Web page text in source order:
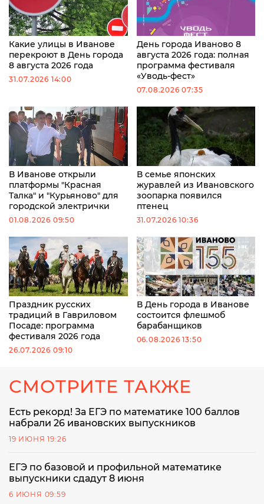
Какие улицы в Иванове
перекроют в День города
8 августа 2026 года
31.07.2026 14:00
День города Иваново 8
августа 2026 года: полная
программа фестиваля
«Уводь-фест»
07.08.2026 07:35
В Иванове открыли
платформы "Красная
Талка" и "Курьяново" для
городской электрички
01.08.2026 09:50
В семье японских
журавлей из Ивановского
зоопарка появился
птенец
31.07.2026 10:36
Праздник русских
традиций в Гавриловом
Посаде: программа
фестиваля 2026 года
26.07.2026 09:10
В День города в Иванове
состоится флешмоб
барабанщиков
06.08.2026 13:50
СМОТРИТЕ ТАКЖЕ
Есть рекорд! За ЕГЭ по математике 100 баллов
набрали 26 ивановских выпускников
19 ИЮНЯ 19:26
ЕГЭ по базовой и профильной математике
выпускники сдадут 8 июня
6 ИЮНЯ 09:59